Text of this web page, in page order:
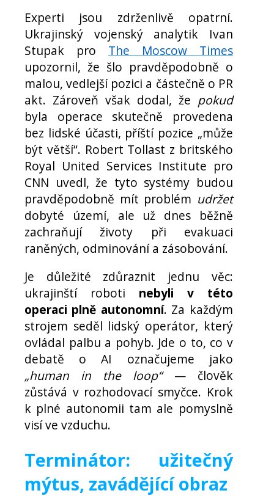
Experti jsou zdrženlivě opatrní.
Ukrajinský vojenský analytik Ivan
Stupak pro The Moscow Times
upozornil, že šlo pravděpodobně o
malou, vedlejší pozici a částečně o PR
akt. Zároveň však dodal, že pokud
byla operace skutečně provedena
bez lidské účasti, příští pozice „může
být větší“. Robert Tollast z britského
Royal United Services Institute pro
CNN uvedl, že tyto systémy budou
pravděpodobně mít problém udržet
dobyté území, ale už dnes běžně
zachraňují životy při evakuaci
raněných, odminování a zásobování.
Je důležité zdůraznit jednu věc:
ukrajinští roboti nebyli v této
operaci plně autonomní. Za každým
strojem seděl lidský operátor, který
ovládal palbu a pohyb. Jde o to, co v
debatě o AI označujeme jako
„human in the loop“— člověk
zůstává v rozhodovací smyčce. Krok
k plné autonomii tam ale pomyslně
visí ve vzduchu.
Terminátor: užitečný
mýtus, zavádějící obraz